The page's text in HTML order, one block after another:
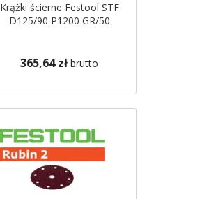
Krążki ścierne Festool STF
D125/90 P1200 GR/50
365,64 zł brutto